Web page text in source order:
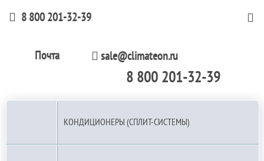
8 800 201-32-39
Почта sale@climateon.ru
8 800 201-32-39
КОНДИЦИОНЕРЫ (СПЛИТ-СИСТЕМЫ)